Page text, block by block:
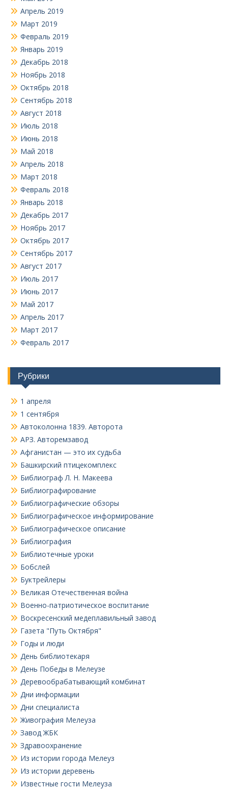
Апрель 2019
Март 2019
Февраль 2019
Январь 2019
Декабрь 2018
Ноябрь 2018
Октябрь 2018
Сентябрь 2018
Август 2018
Июль 2018
Июнь 2018
Май 2018
Апрель 2018
Март 2018
Февраль 2018
Январь 2018
Декабрь 2017
Ноябрь 2017
Октябрь 2017
Сентябрь 2017
Август 2017
Июль 2017
Июнь 2017
Май 2017
Апрель 2017
Март 2017
Февраль 2017
Рубрики
1 апреля
1 сентября
Автоколонна 1839. Авторота
АРЗ. Авторемзавод
Афганистан — это их судьба
Башкирский птицекомплекс
Библиограф Л. Н. Макеева
Библиографирование
Библиографические обзоры
Библиографическое информирование
Библиографическое описание
Библиография
Библиотечные уроки
Бобслей
Буктрейлеры
Великая Отечественная война
Военно-патриотическое воспитание
Воскресенский медеплавильный завод
Газета "Путь Октября"
Годы и люди
День библиотекаря
День Победы в Мелеузе
Деревообрабатывающий комбинат
Дни информации
Дни специалиста
Живография Мелеуза
Завод ЖБК
Здравоохранение
Из истории города Мелеуз
Из истории деревень
Известные гости Мелеуза